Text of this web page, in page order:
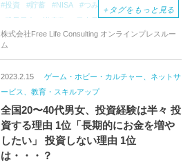
投資
貯蓄 NISA
つみたて
業界最多の講座数
日本最大規模
金融
オンライン
スクール
GFS
＋ タグをもっと見る
株式会社Free Life Consulting オンラインプレスルー
ム
2023.2.15
ゲーム・ホビー・カルチャー、ネットサ
ービス、教育・スキルアップ
全国20〜40代男女、投資経験は半々 投
資する理由 1位「長期的にお金を増や
したい」 投資しない理由 1位
は・・・？